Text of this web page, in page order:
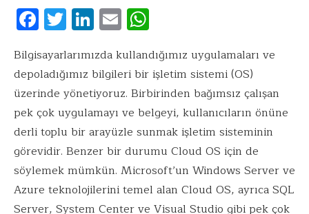
F
ac
e
b
o
o
k
T
w
it
te
r
Li
n
k
e
dI
n
E
m
ai
l
h
at
s
A
p
p
Bilgisayarlarımızda kullandığımız uygulamaları ve
depoladığımız bilgileri bir işletim sistemi (OS)
üzerinde yönetiyoruz. Birbirinden bağımsız çalışan
pek çok uygulamayı ve belgeyi, kullanıcıların önüne
derli toplu bir arayüzle sunmak işletim sisteminin
görevidir. Benzer bir durumu Cloud OS için de
söylemek mümkün. Microsoft’un Windows Server ve
Azure teknolojilerini temel alan Cloud OS, ayrıca SQL
Server, System Center ve Visual Studio gibi pek çok